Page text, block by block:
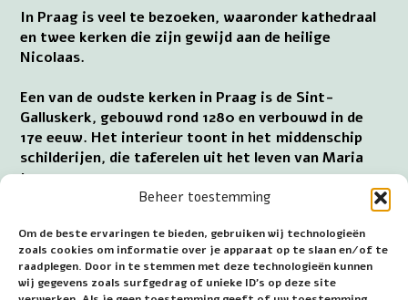
Beheer toestemming
Om de beste ervaringen te bieden, gebruiken wij technologieën
zoals cookies om informatie over je apparaat op te slaan en/of te
raadplegen. Door in te stemmen met deze technologieën kunnen
wij gegevens zoals surfgedrag of unieke ID's op deze site
In Praag is veel te bezoeken, waaronder kathedraal
en twee kerken die zijn gewijd aan de heilige
Nicolaas.
Een van de oudste kerken in Praag is de Sint-
Galluskerk, gebouwd rond 1280 en verbouwd in de
17e eeuw. Het interieur toont in het middenschip
schilderijen, die taferelen uit het leven van Maria
tonen.
Adres: Havelská 539/24, 11000 Staré Mesto.
Het Heiligdom van Príbram ligt 60 km ten
zuidwesten van Praag en 91 km westwaarts van de
hoofdstad ligt de plaats Plzen. Voor het bezoek aan
de grote stad Brno is het 208 km naar het